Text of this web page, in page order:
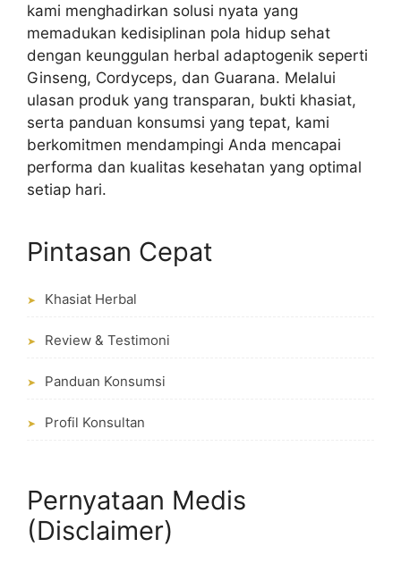
kami menghadirkan solusi nyata yang
memadukan kedisiplinan pola hidup sehat
dengan keunggulan herbal adaptogenik seperti
Ginseng, Cordyceps, dan Guarana. Melalui
ulasan produk yang transparan, bukti khasiat,
serta panduan konsumsi yang tepat, kami
berkomitmen mendampingi Anda mencapai
performa dan kualitas kesehatan yang optimal
setiap hari.
Pintasan Cepat
➤ Khasiat Herbal
➤ Review & Testimoni
➤ Panduan Konsumsi
➤ Profil Konsultan
Pernyataan Medis
(Disclaimer)